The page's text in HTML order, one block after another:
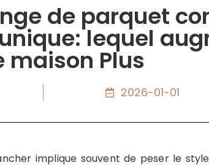
de parquet
lequel
maison Plus
2026-01-01
implique souvent de peser le